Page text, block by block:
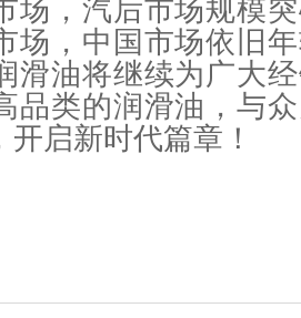
场，汽后市场规模
场，中国市场依旧
滑油将继续为广大
品类的润滑油，与
启新时代篇章！